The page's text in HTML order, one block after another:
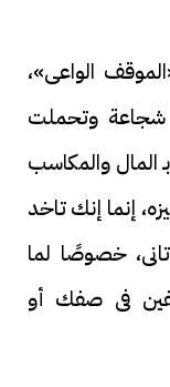
الواعى»،
شجاعة وتحملت
المال والمكاسب
إنما إنك تاخد
خصوصًا لما
فى صفك أو